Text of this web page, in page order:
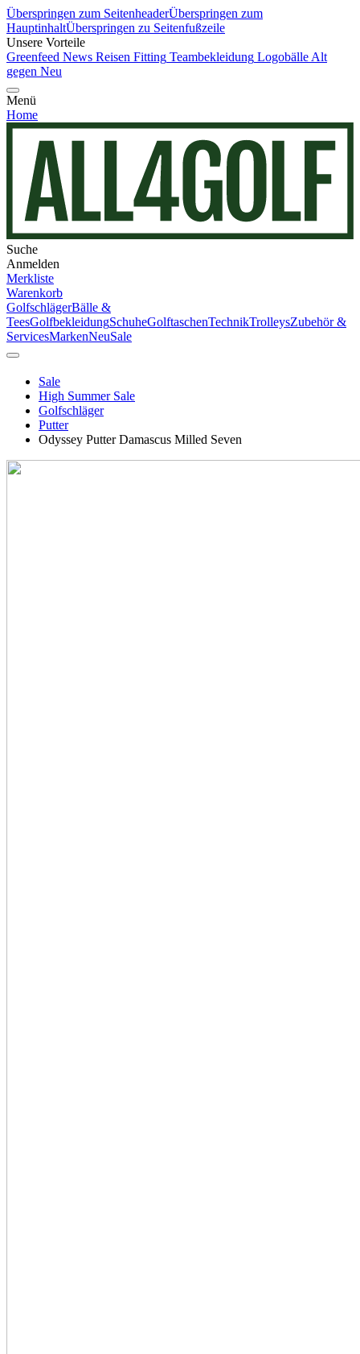
Überspringen zum SeitenheaderÜberspringen zum
HauptinhaltÜberspringen zu Seitenfußzeile
Unsere Vorteile
Greenfeed News Reisen Fitting Teambekleidung Logobälle Alt
gegen Neu
Menü
Home
Suche
Anmelden
Merkliste
Warenkorb
GolfschlägerBälle &
TeesGolfbekleidungSchuheGolftaschenTechnikTrolleysZubehör &
ServicesMarkenNeuSale
Sale
High Summer Sale
Golfschläger
Putter
Odyssey Putter Damascus Milled Seven